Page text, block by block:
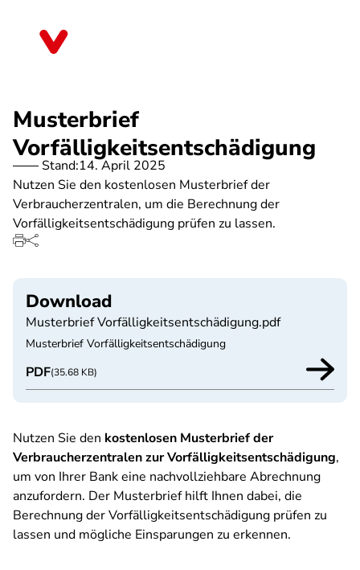
Musterbrief
Vorfälligkeitsentschädigung
Stand:14. April 2025
Nutzen Sie den kostenlosen Musterbrief der
Verbraucherzentralen, um die Berechnung der
Vorfälligkeitsentschädigung prüfen zu lassen.
Download
Musterbrief Vorfälligkeitsentschädigung.pdf
Musterbrief Vorfälligkeitsentschädigung
PDF(35.68 KB)
Nutzen Sie den kostenlosen Musterbrief der
Verbraucherzentralen zur Vorfälligkeitsentschädigung,
um von Ihrer Bank eine nachvollziehbare Abrechnung
anzufordern. Der Musterbrief hilft Ihnen dabei, die
Berechnung der Vorfälligkeitsentschädigung prüfen zu
lassen und mögliche Einsparungen zu erkennen.